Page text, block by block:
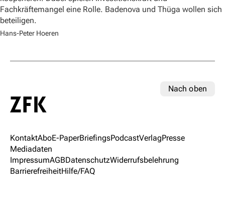
Fachkräftemangel eine Rolle. Badenova und Thüga wollen sich
beteiligen.
Hans-Peter Hoeren
Nach oben
KontaktAboE-PaperBriefingsPodcastVerlagPresse
Mediadaten
ImpressumAGBDatenschutzWiderrufsbelehrung
BarrierefreiheitHilfe/FAQ